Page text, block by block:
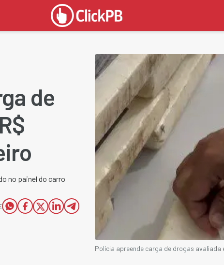
de
no painel do carro
Polícia apreende carga de drogas avaliada